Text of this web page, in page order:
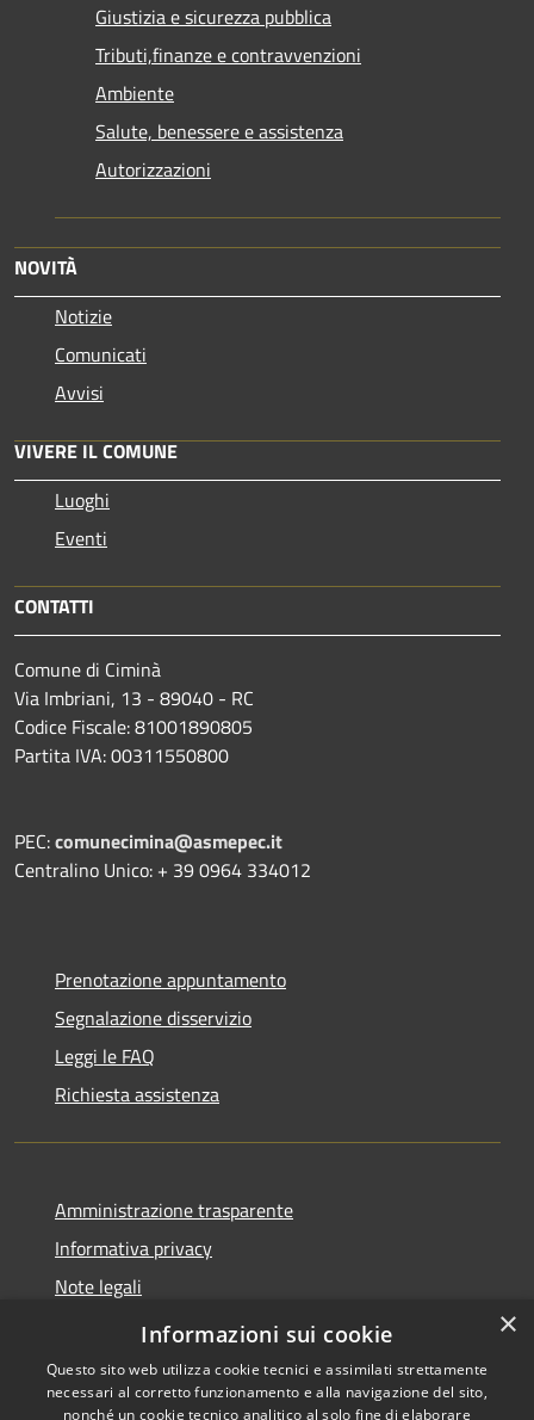
Giustizia e sicurezza pubblica
Tributi,finanze e contravvenzioni
Ambiente
Salute, benessere e assistenza
Autorizzazioni
NOVITÀ
Notizie
Comunicati
Avvisi
VIVERE IL COMUNE
Luoghi
Eventi
CONTATTI
Comune di Ciminà
Via Imbriani, 13 - 89040 - RC
Codice Fiscale: 81001890805
Partita IVA: 00311550800
PEC:comunecimina@asmepec.it
Centralino Unico: + 39 0964 334012
Prenotazione appuntamento
Segnalazione disservizio
Leggi le FAQ
Richiesta assistenza
Amministrazione trasparente
Informativa privacy
Note legali
Dichiarazione di accessibilità
×
Informazioni sui cookie
Questo sito web utilizza cookie tecnici e assimilati strettamente
necessari al corretto funzionamento e alla navigazione del sito,
nonché un cookie tecnico analitico al solo fine di elaborare